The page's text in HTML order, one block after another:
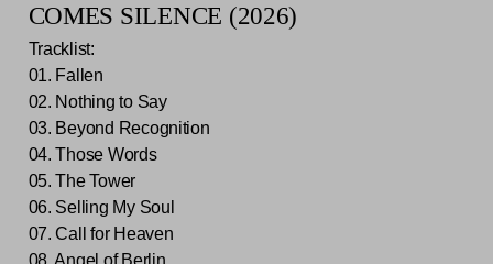
COMES SILENCE (2026)
Tracklist:
01. Fallen
02. Nothing to Say
03. Beyond Recognition
04. Those Words
05. The Tower
06. Selling My Soul
07. Call for Heaven
08. Angel of Berlin